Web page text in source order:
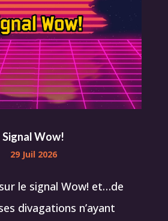
Signal Wow!
29 Juil 2026
le signal Wow! et…de
divagations n’ayant